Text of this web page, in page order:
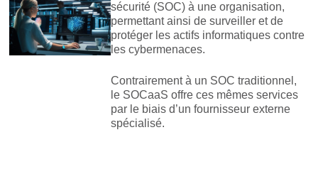
sécurité (SOC) à une organisation,
permettant ainsi de surveiller et de
protéger les actifs informatiques contre
les cybermenaces.
Contrairement à un SOC traditionnel,
le SOCaaS offre ces mêmes services
par le biais d’un fournisseur externe
spécialisé.